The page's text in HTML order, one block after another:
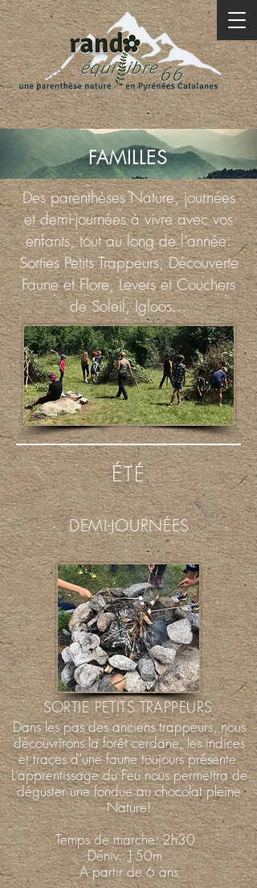
FAMILLES
Des parenthèses Nature, journées
et demi-journées à vivre avec vos
enfants, tout au long de l’année:
Sorties Petits Trappeurs, Découverte
Faune et Flore, Levers et Couchers
de Soleil, Igloos…
SORTIE PETITS TRAPPEURS
ÉTÉ
Dans les pas des anciens trappeurs, nous
découvrirons la forêt cerdane, les indices
et traces d’une faune toujours présente.
L’apprentissage du Feu nous permettra de
déguster une fondue au chocolat pleine
Nature!
Temps de marche: 2h30
Déniv. 150m
A partir de 6 ans
DEMI-JOURNÉES